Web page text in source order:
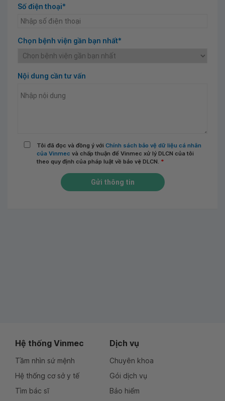
Số điện thoại*
Chọn bệnh viện gần bạn nhất*
Nội dung cần tư vấn
Tôi đã đọc và đồng ý với Chính sách bảo vệ dữ liệu cá nhân
của Vinmec và chấp thuận để Vinmec xử lý DLCN của tôi
theo quy định của pháp luật về bảo vệ DLCN. *
Gửi thông tin
Hệ thống Vinmec
Tầm nhìn sứ mệnh
Hệ thống cơ sở y tế
Tìm bác sĩ
Dịch vụ
Chuyên khoa
Gói dịch vụ
Bảo hiểm